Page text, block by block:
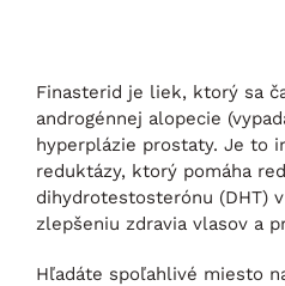
Finasterid je liek, ktorý sa
androgénnej alopecie
hyperplázie prostaty. Je to
reduktázy, ktorý pomáha
dihydrotestosterónu (DHT)
zlepšeniu zdravia vlasov a
Hľadáte spoľahlivé miesto